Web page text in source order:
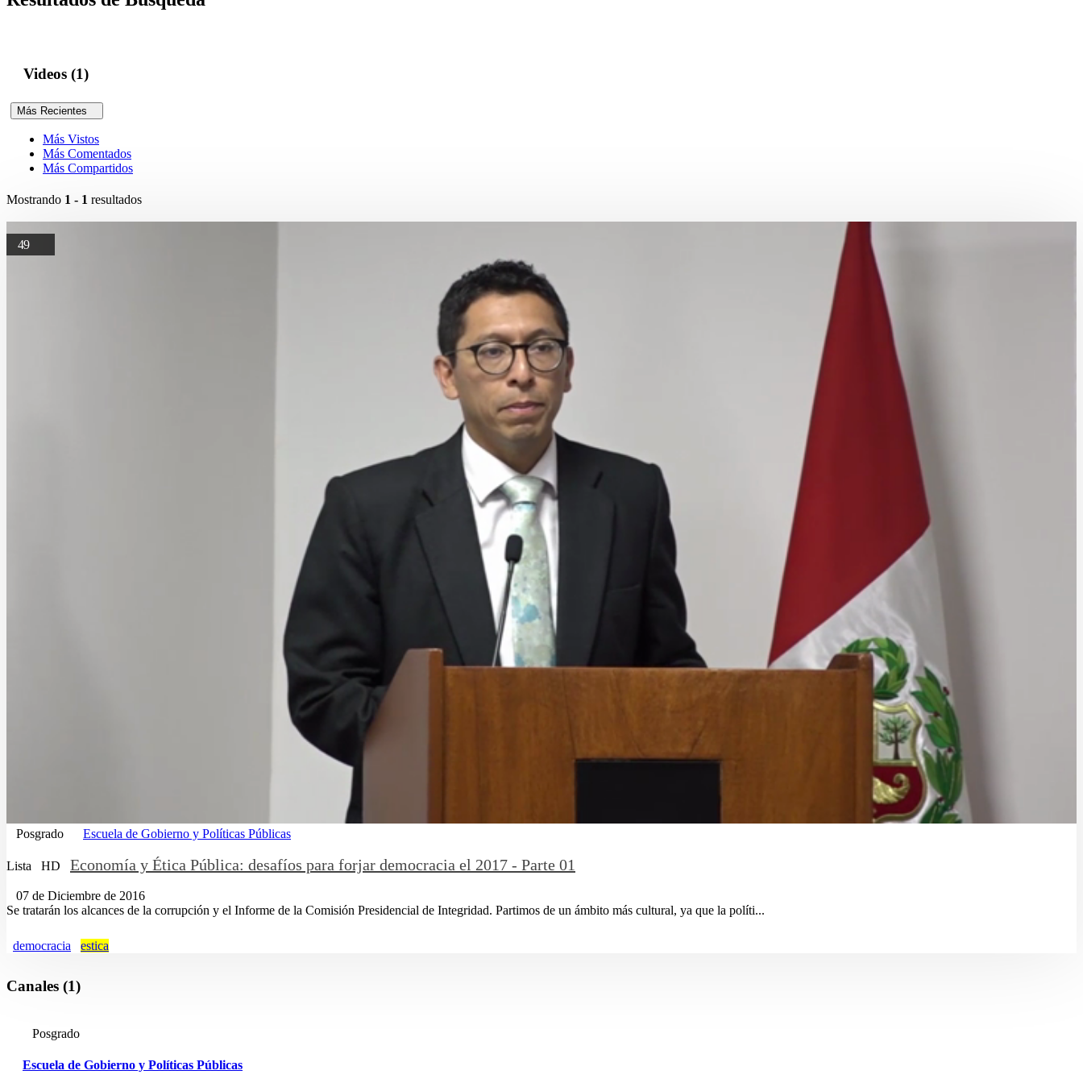
Videos (1)
Más Recientes
Más Vistos
Más Comentados
Más Compartidos
Mostrando 1 - 1 resultados
49
Posgrado Escuela de Gobierno y Políticas Públicas
Lista HD Economía y Ética Pública: desafíos para forjar democracia el 2017 - Parte 01
07 de Diciembre de 2016
Se tratarán los alcances de la corrupción y el Informe de la Comisión Presidencial de Integridad. Partimos de un ámbito más cultural, ya que la políti...
democracia estica
Canales (1)
Posgrado
Escuela de Gobierno y Políticas Públicas